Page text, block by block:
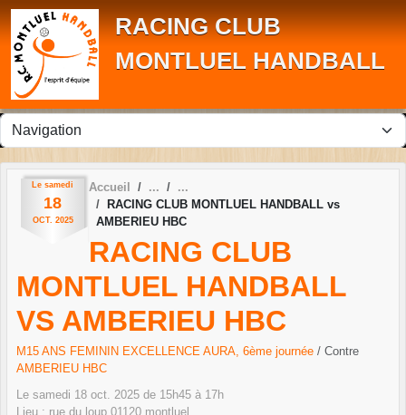
RACING CLUB
MONTLUEL HANDBALL
Le samedi
18
OCT. 2025
Accueil
RACING CLUB MONTLUEL HANDBALL vs
AMBERIEU HBC
RACING CLUB
MONTLUEL HANDBALL
VS AMBERIEU HBC
M15 ANS FEMININ EXCELLENCE AURA, 6ème journée / Contre
AMBERIEU HBC
Le samedi 18 oct. 2025 de 15h45 à 17h
Lieu : rue du loup 01120 montluel
Panneau de gestion des cookies